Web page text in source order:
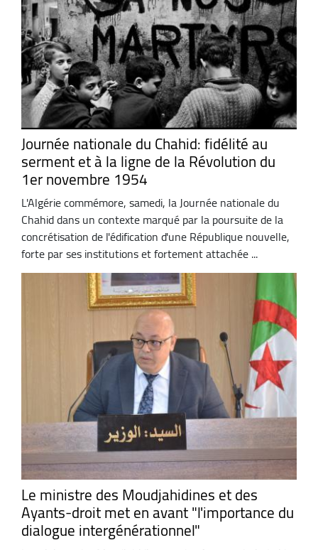
Journée nationale du Chahid: fidélité au
serment et à la ligne de la Révolution du
1er novembre 1954
L'Algérie commémore, samedi, la Journée nationale du
Chahid dans un contexte marqué par la poursuite de la
concrétisation de l'édification d'une République nouvelle,
forte par ses institutions et fortement attachée ...
Le ministre des Moudjahidines et des
Ayants-droit met en avant "l'importance du
dialogue intergénérationnel"